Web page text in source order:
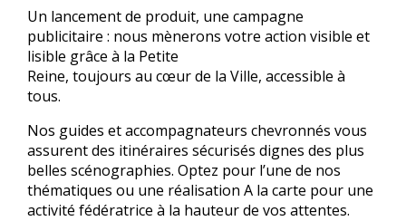
Un lancement de produit, une campagne
publicitaire : nous mènerons votre action visible et
lisible grâce à la Petite
Reine, toujours au cœur de la Ville, accessible à
tous.
Nos guides et accompagnateurs chevronnés vous
assurent des itinéraires sécurisés dignes des plus
belles scénographies. Optez pour l’une de nos
thématiques ou une réalisation A la carte pour une
activité fédératrice à la hauteur de vos attentes.